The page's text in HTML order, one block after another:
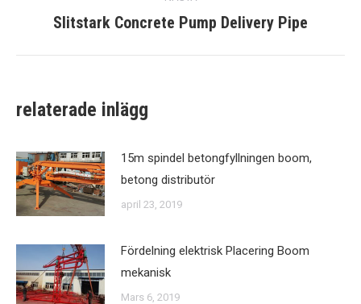
Nästa
Slitstark Concrete Pump Delivery Pipe
relaterade inlägg
15m spindel betongfyllningen boom,
betong distributör
april 23, 2019
Fördelning elektrisk Placering Boom
mekanisk
Mars 6, 2019